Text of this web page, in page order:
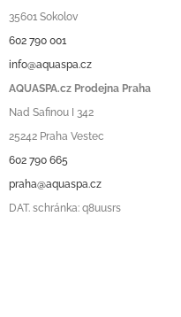
35601 Sokolov
602 790 001
info@aquaspa.cz
AQUASPA.cz Prodejna Praha
Nad Safinou I 342
25242 Praha Vestec
602 790 665
praha@aquaspa.cz
DAT. schránka: q8uusrs